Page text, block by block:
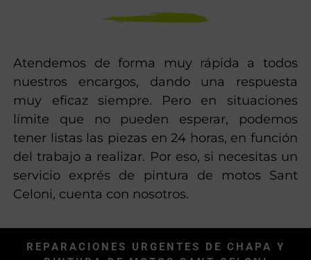
Atendemos de forma muy rápida a todos
nuestros encargos, dando una respuesta
muy eficaz siempre. Pero en situaciones
límite que no pueden esperar, podemos
tener listas las piezas en 24 horas, en función
del trabajo a realizar. Por eso, si necesitas un
servicio exprés de pintura de motos Sant
Celoni, cuenta con nosotros.
REPARACIONES URGENTES DE CHAPA Y